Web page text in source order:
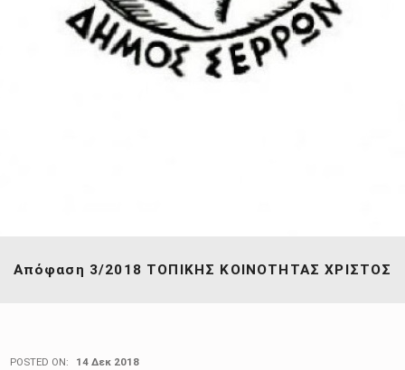
Απόφαση 3/2018 ΤΟΠΙΚΗΣ ΚΟΙΝΟΤΗΤΑΣ ΧΡΙΣΤΟΣ
POSTED ON:
14 Δεκ 2018